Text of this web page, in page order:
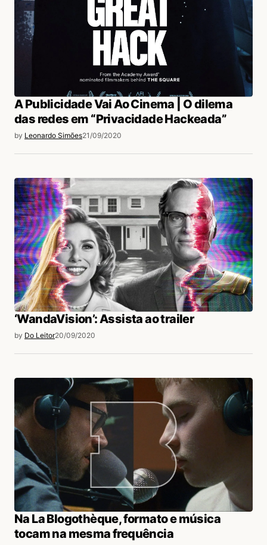
A Publicidade Vai Ao Cinema | O dilema
das redes em “Privacidade Hackeada”
by Leonardo Simões21/09/2020
‘WandaVision’: Assista ao trailer
by Do Leitor20/09/2020
Na La Blogothèque, formato e música
tocam na mesma frequência